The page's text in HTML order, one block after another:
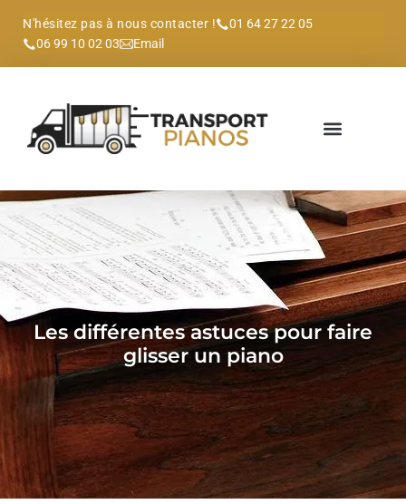
N'hésitez pas à nous contacter !
01 64 27 22 05
06 99 10 02 03
Email
Les différentes astuces pour faire
glisser un piano